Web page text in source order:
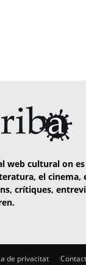
web cultural on
el cinema,
crítiques,
de privacitat